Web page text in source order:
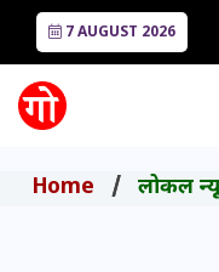
7 AUGUST 2026
Home लोकल